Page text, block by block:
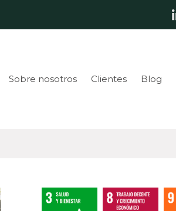
Sobre nosotros Clientes Blog